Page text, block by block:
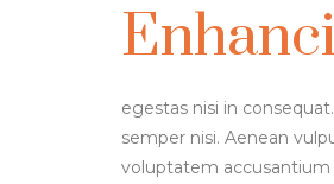
egestas nisi in
semper nisi. Aenean
voluptatem